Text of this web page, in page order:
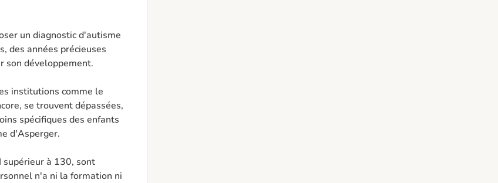
un diagnostic d'autisme
des années précieuses
son développement.
institutions comme le
se trouvent dépassées,
spécifiques des enfants
d'Asperger.
supérieur à 130, sont
n'a ni la formation ni